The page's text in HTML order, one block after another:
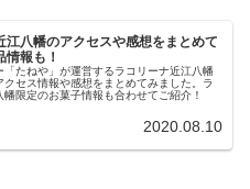
江八幡のアクセスや感想をまとめて
情報も！
「たねや」が運営するラコリーナ近江八幡
クセス情報や感想をまとめてみました。ラ
幡限定のお菓子情報も合わせてご紹介！
2020.08.10